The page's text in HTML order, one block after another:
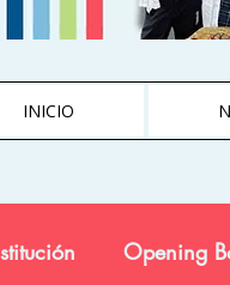
INICIO
Opening